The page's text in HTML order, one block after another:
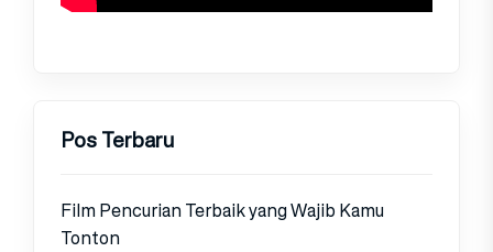
Pos Terbaru
Film Pencurian Terbaik yang Wajib Kamu
Tonton